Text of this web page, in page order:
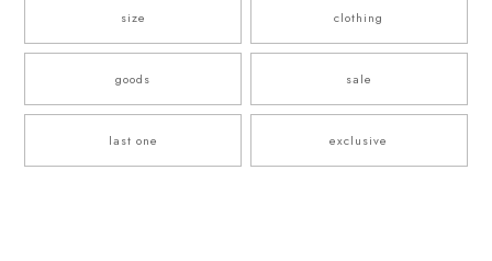
size clothing
goods sale
last one exclusive